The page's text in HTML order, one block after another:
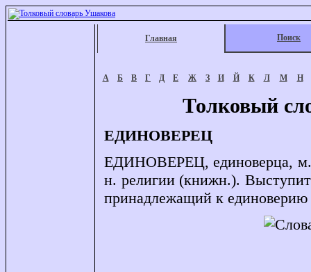
Главная Поиск
А Б В Г Д Е Ж З И Й К Л М Н
Толковый
ЕДИНОВЕРЕЦ
ЕДИНОВЕРЕЦ, единоверца, м.
н. религии (книжн.).
принадлежащий к единоверию